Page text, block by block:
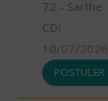
72 - Sarthe
CDI
10/07/2026
POSTULER